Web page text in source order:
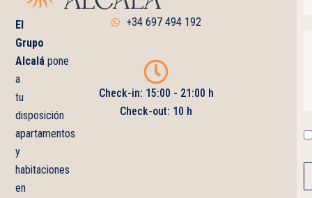
El
Grupo
Alcalápone
a
tu
disposición
apartamentos
y
habitaciones
en
+34 697 494 192
Check-in: 15:00 - 21:00 h
Check-out: 10 h